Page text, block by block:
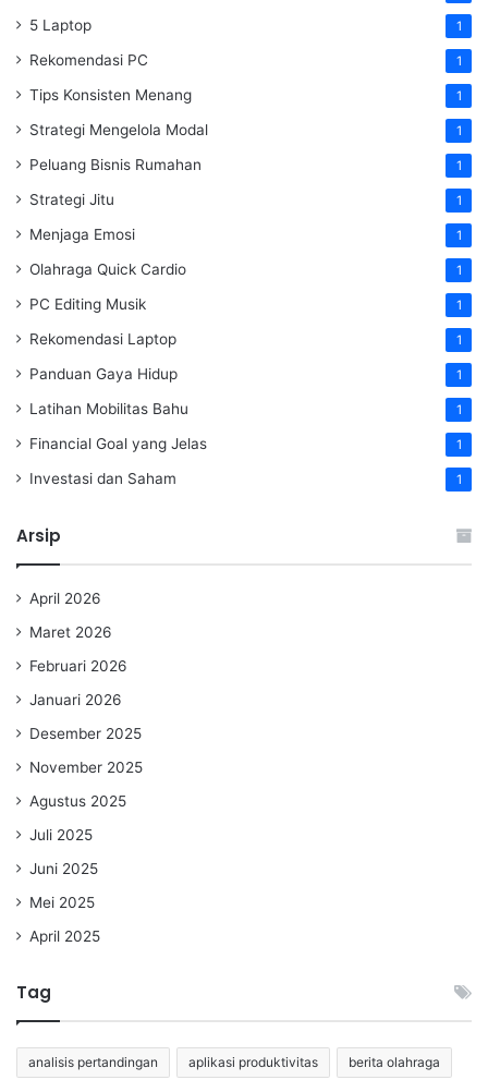
5 Laptop 1
Rekomendasi PC 1
Tips Konsisten Menang 1
Strategi Mengelola Modal 1
Peluang Bisnis Rumahan 1
Strategi Jitu 1
Menjaga Emosi 1
Olahraga Quick Cardio 1
PC Editing Musik 1
Rekomendasi Laptop 1
Panduan Gaya Hidup 1
Latihan Mobilitas Bahu 1
Financial Goal yang Jelas 1
Investasi dan Saham 1
Arsip
April 2026
Maret 2026
Februari 2026
Januari 2026
Desember 2025
November 2025
Agustus 2025
Juli 2025
Juni 2025
Mei 2025
April 2025
Tag
analisis pertandingan aplikasi produktivitas berita olahraga